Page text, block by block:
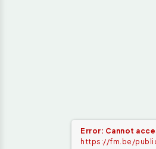
Error: Cannot
https://fm.be/